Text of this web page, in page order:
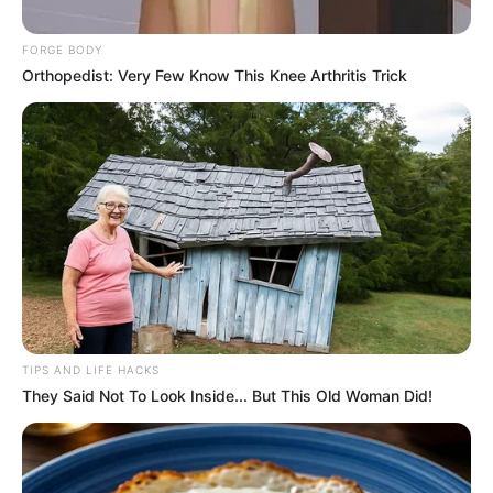
Cinemateca de Bogotá
Nueva sede de la Cinemateca Distrital
Por:David Rincón
Abril 4, 2023
FORGE BODY
Orthopedist: Very Few Know This Knee Arthritis Trick
TIPS AND LIFE HACKS
They Said Not To Look Inside... But This Old Woman Did!